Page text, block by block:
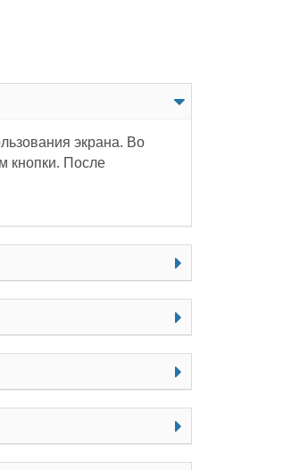
экрана. Во
кнопки. После